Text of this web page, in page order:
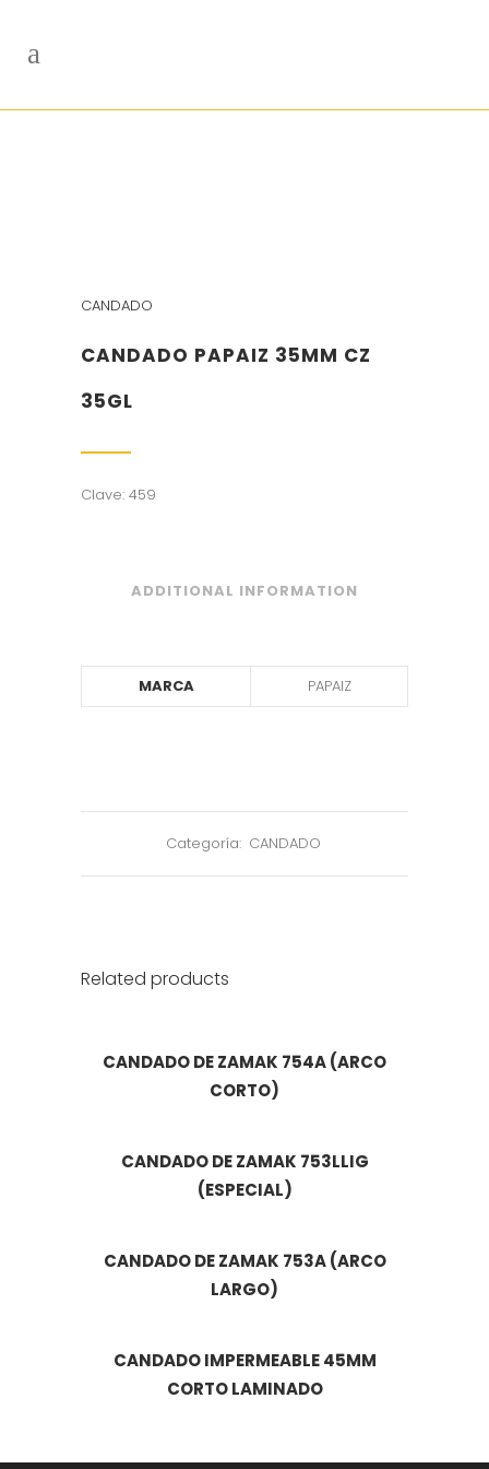
CANDADO
CANDADO PAPAIZ 35MM CZ
35GL
Clave: 459
ADDITIONAL INFORMATION
MARCA PAPAIZ
Categoría: CANDADO
Related products
CANDADO DE ZAMAK 754A (ARCO
CORTO)
CANDADO DE ZAMAK 753LLIG
(ESPECIAL)
CANDADO DE ZAMAK 753A (ARCO
LARGO)
CANDADO IMPERMEABLE 45MM
CORTO LAMINADO